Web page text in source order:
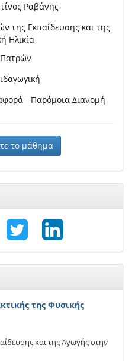
Ραβάνης
της Εκπαίδευσης και της
Ηλικία
- Παρόμοια Διανομή
το μάθημα
της Φυσικής
και της Αγωγής στην